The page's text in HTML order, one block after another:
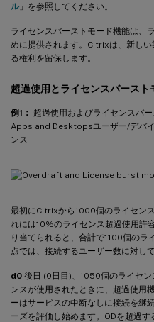
ル」を参照してください。
ライセンスバーストモード機能は、
めに提供されます。Citrixは、新し
る権利を留保します。
超過使用とライセンスバースト
例1：
超過使用およびライセンスバ
Apps and Desktopsユーザー/デバ
ンス
最初にCitrixから1000個のライセン
れには10%のライセンス超過使用許
り当てられると、合計で1100個の
点では、接続するユーザー数に対し
d0 後日 (0日目)、1050個のライセ
ンスが使用されたときに、超過使用
ーはサービスの中断なしに接続を継
ーズを評価し始めます。ODを超過